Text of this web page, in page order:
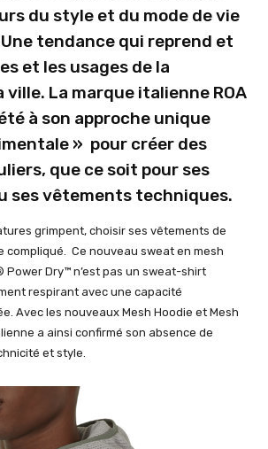
du style et du mode de vie
tendance qui reprend et
et les usages de la
ville. La marque italienne ROA
à son approche unique
» pour créer des
que ce soit pour ses
ses vêtements techniques.
grimpent, choisir ses vêtements de
compliqué. Ce nouveau sweat en mesh
Dry™ n’est pas un sweat-shirt
respirant avec une capacité
Avec les nouveaux Mesh Hoodie et Mesh
a ainsi confirmé son absence de
et style.